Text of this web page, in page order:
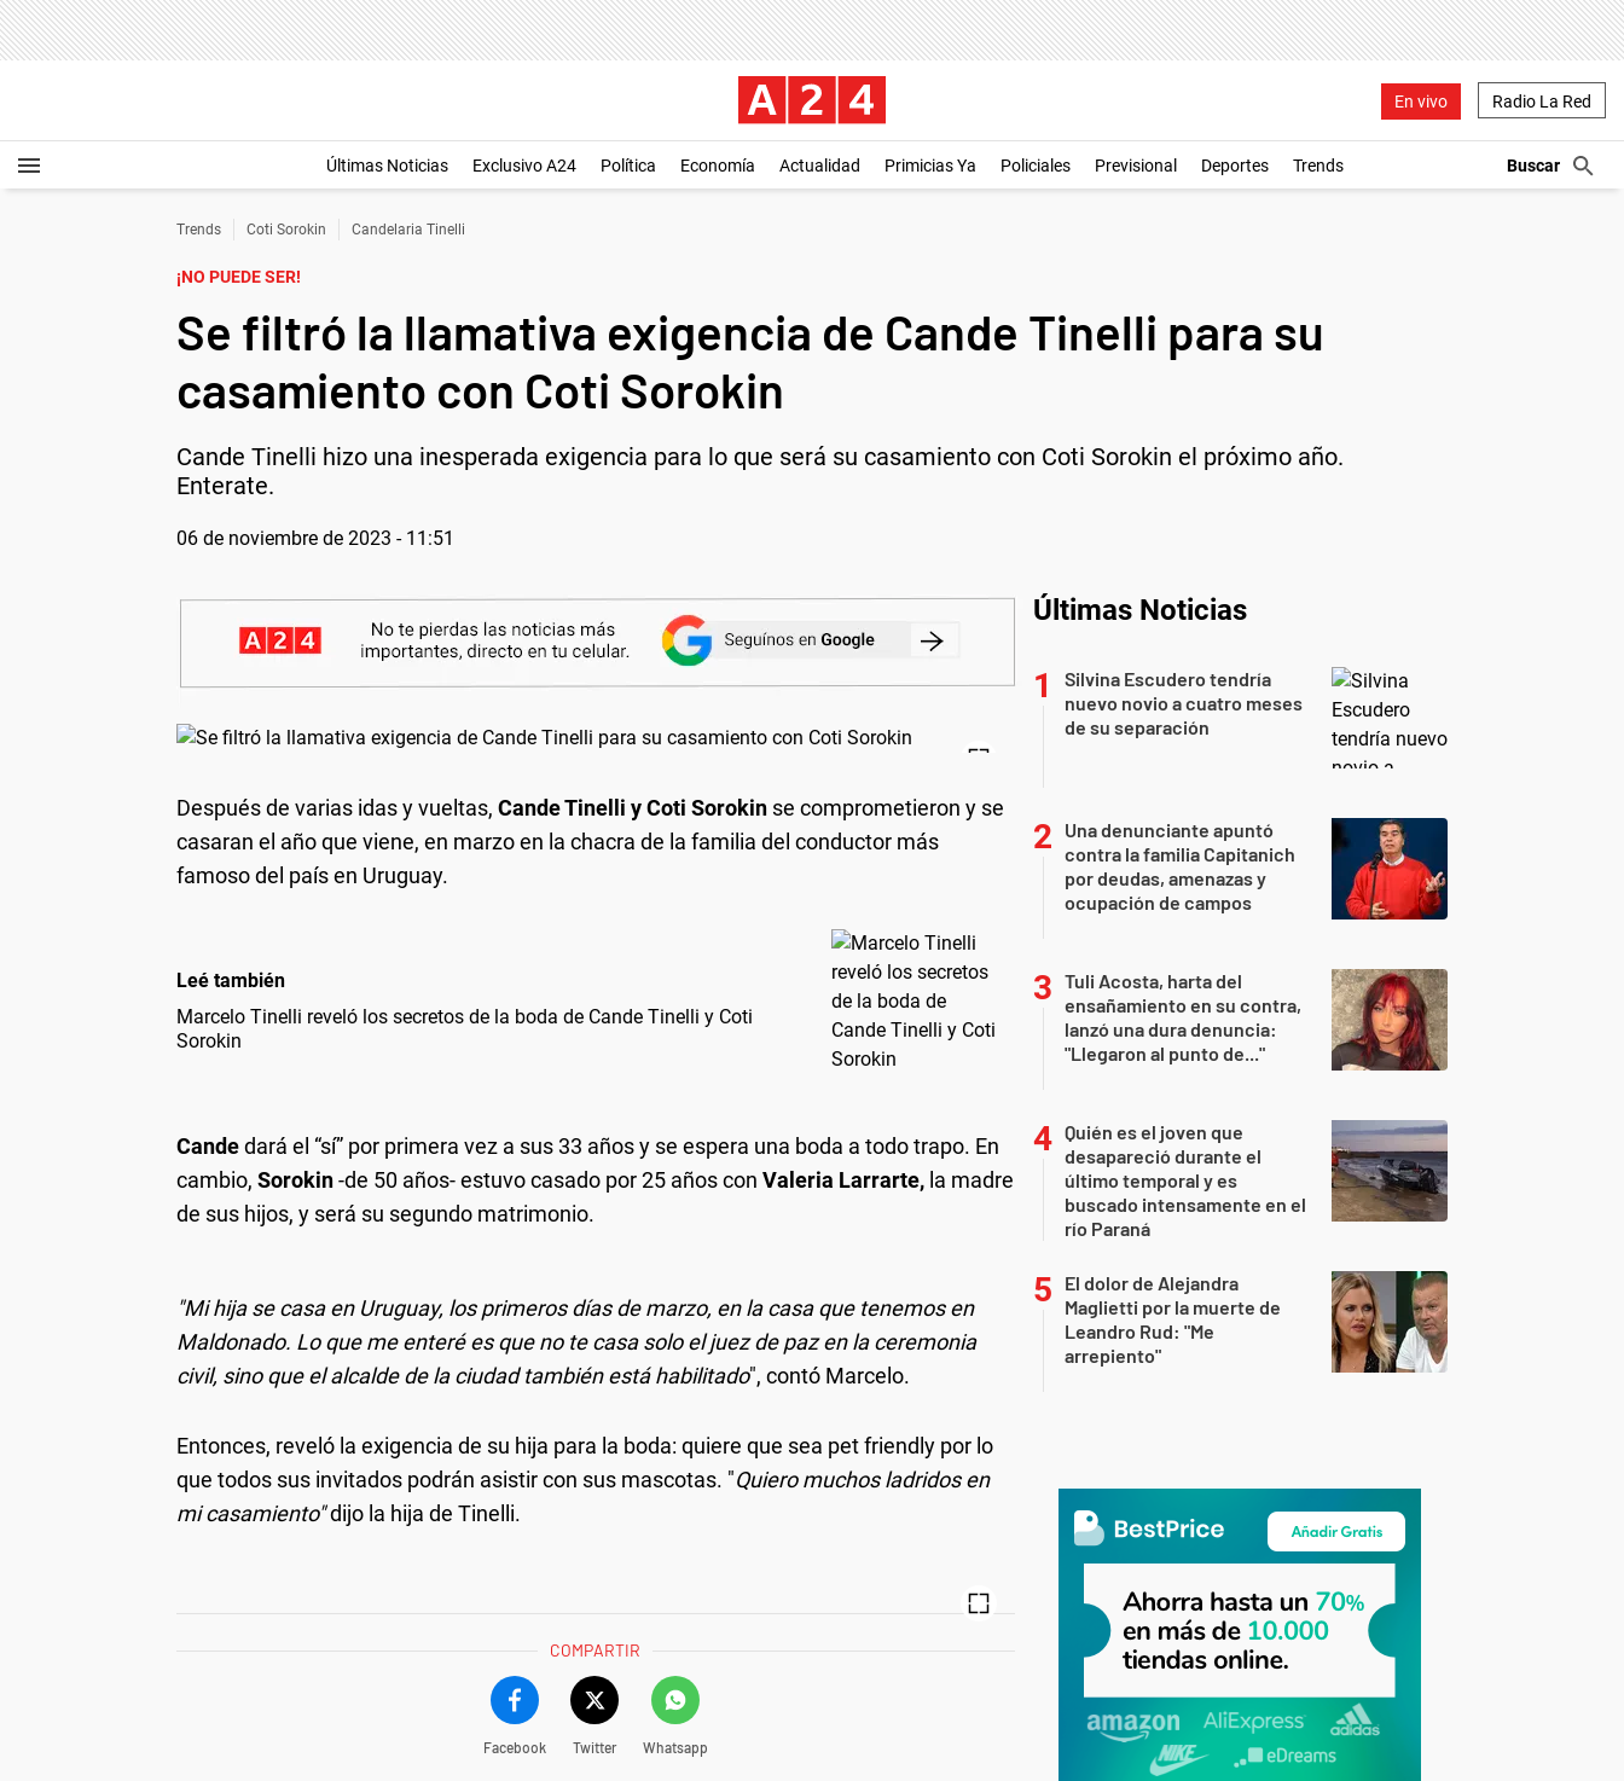
En vivo Radio La Red
Últimas Noticias Exclusivo A24 Política Economía Actualidad Primicias Ya Policiales Previsional Deportes Trends
Trends Coti Sorokin Candelaria Tinelli
¡NO PUEDE SER!
Se filtró la llamativa exigencia de Cande Tinelli para su
casamiento con Coti Sorokin
Cande Tinelli hizo una inesperada exigencia para lo que será su casamiento con Coti Sorokin el próximo año.
Enterate.
06 de noviembre de 2023 - 11:51
Después de varias idas y vueltas, Cande Tinelli y Coti Sorokin se comprometieron y se
casaran el año que viene, en marzo en la chacra de la familia del conductor más
famoso del país en Uruguay.
Leé también
Marcelo Tinelli reveló los secretos de la boda de Cande Tinelli y Coti
Sorokin
Candedará el “sí” por primera vez a sus 33 años y se espera una boda a todo trapo. En
cambio, Sorokin-de 50 años- estuvo casado por 25 años con Valeria Larrarte, la madre
de sus hijos, y será su segundo matrimonio.
"Mi hija se casa en Uruguay, los primeros días de marzo, en la casa que tenemos en
Maldonado. Lo que me enteré es que no te casa solo el juez de paz en la ceremonia
civil, sino que el alcalde de la ciudad también está habilitado", contó Marcelo.
Entonces, reveló la exigencia de su hija para la boda: quiere que sea pet friendly por lo
que todos sus invitados podrán asistir con sus mascotas. "Quiero muchos ladridos en
mi casamiento"dijo la hija de Tinelli.
COMPARTIR
Facebook Twitter Whatsapp
Últimas Noticias
Silvina Escudero tendría
nuevo novio a cuatro meses
de su separación
Una denunciante apuntó
contra la familia Capitanich
por deudas, amenazas y
ocupación de campos
Tuli Acosta, harta del
ensañamiento en su contra,
lanzó una dura denuncia:
"Llegaron al punto de..."
Quién es el joven que
desapareció durante el
último temporal y es
buscado intensamente en el
río Paraná
El dolor de Alejandra
Maglietti por la muerte de
Leandro Rud: "Me
arrepiento"